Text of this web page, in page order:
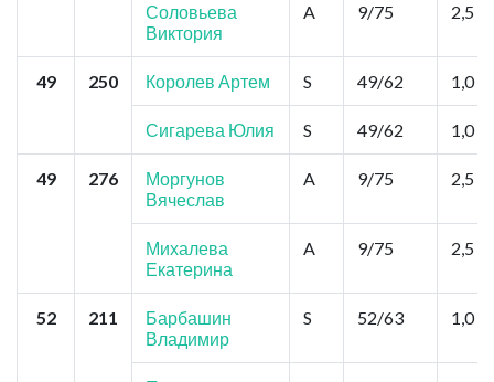
Соловьева
Виктория
A 9/75 2,5
49 250 Королев Артем S 49/62 1,0
Сигарева Юлия S 49/62 1,0
49 276
Моргунов
Вячеслав
A 9/75 2,5
Михалева
Екатерина
A 9/75 2,5
52 211
Барбашин
Владимир
S 52/63 1,0